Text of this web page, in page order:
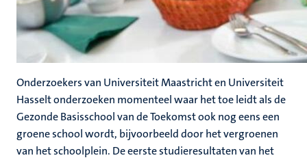
Onderzoekers van Universiteit Maastricht en Universiteit
Hasselt onderzoeken momenteel waar het toe leidt als de
Gezonde Basisschool van de Toekomst ook nog eens een
groene school wordt, bijvoorbeeld door het vergroenen
van het schoolplein. De eerste studieresultaten van het